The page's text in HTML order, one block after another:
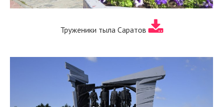
Труженики тыла Саратов